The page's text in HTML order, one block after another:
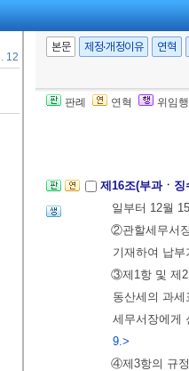
12. 23., 일부개정]
본문 제정·개정이유 연혁
판례 연혁 위임
토지에 대한
무자에게 직
14조 제4항에
제16조(부과ㆍ
일부터 12월
②관할세무서
기재하여 납
③제1항 및 제2
동산세의 과
세무서장에게
9.>
④제3항의 규